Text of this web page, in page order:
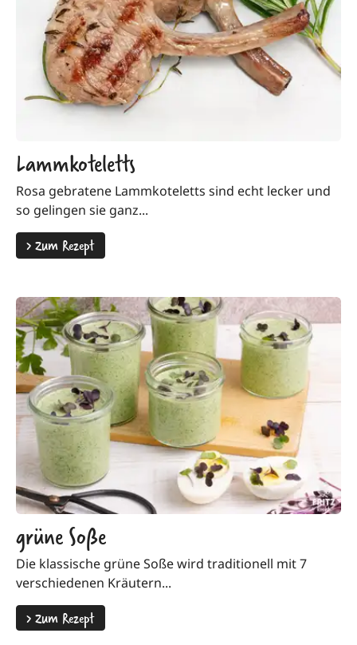
Lammkoteletts
Rosa gebratene Lammkoteletts sind echt lecker und
so gelingen sie ganz...
>Zum Rezept
grüne Soße
Die klassische grüne Soße wird traditionell mit 7
verschiedenen Kräutern...
>Zum Rezept